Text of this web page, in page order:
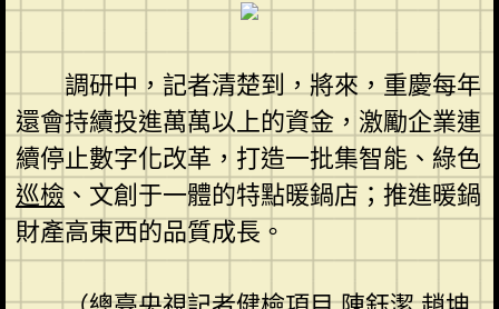
調研中，記者清楚到，將來，重慶每年
還會持續投進萬萬以上的資金，激勵企業連
續停止數字化改革，打造一批集智能、綠色
巡檢 、文創于一體的特點暖鍋店；推進暖鍋
財產高東西的品質成長。